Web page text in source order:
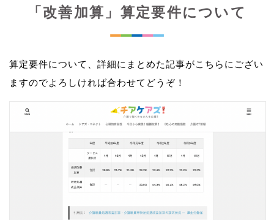
「改善加算」算定要件について
算定要件について、詳細にまとめた記事がこちらにござい
ますのでよろしければ合わせてどうぞ！